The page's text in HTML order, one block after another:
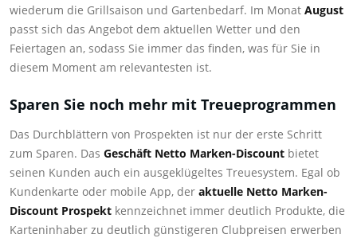
wiederum die Grillsaison und Gartenbedarf. Im Monat August
passt sich das Angebot dem aktuellen Wetter und den
Feiertagen an, sodass Sie immer das finden, was für Sie in
diesem Moment am relevantesten ist.
Sparen Sie noch mehr mit Treueprogrammen
Das Durchblättern von Prospekten ist nur der erste Schritt
zum Sparen. Das Geschäft Netto Marken-Discount bietet
seinen Kunden auch ein ausgeklügeltes Treuesystem. Egal ob
Kundenkarte oder mobile App, der aktuelle Netto Marken-
Discount Prospekt kennzeichnet immer deutlich Produkte, die
Karteninhaber zu deutlich günstigeren Clubpreisen erwerben